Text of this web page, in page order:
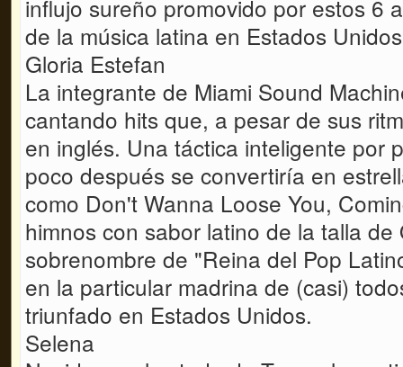
influjo sureño promovido por estos 6
de la música latina en Estados
Gloria Estefan
La integrante de Miami Sound
cantando hits que, a pesar de sus
en inglés. Una táctica inteligente por
poco después se convertiría en
como Don't Wanna Loose You,
himnos con sabor latino de la talla
sobrenombre de "Reina del Pop
en la particular madrina de (casi)
triunfado en Estados Unidos.
Selena